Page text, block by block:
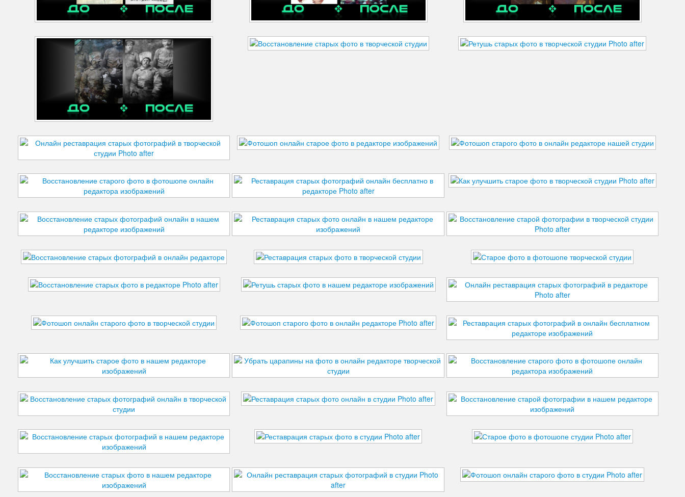
Дефекты изображения
Мышцы
Ненужные детали
Нос
Подбородок
Портретная ретушь
Прыщи
Синяки под глазами
Талия
Татуировки
Фигура
Фон
Щеки